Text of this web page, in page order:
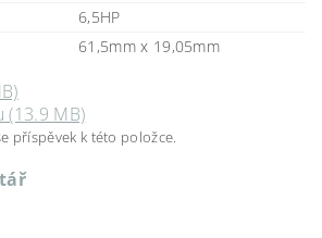
6,5HP
61,5mm x 19,05mm
(13.9 MB)
příspěvek k této položce.